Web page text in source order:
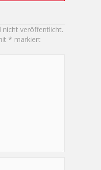
nicht veröffentlicht.
* markiert